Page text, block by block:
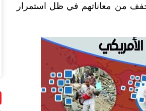
من معاناتهم في ظل استمرار